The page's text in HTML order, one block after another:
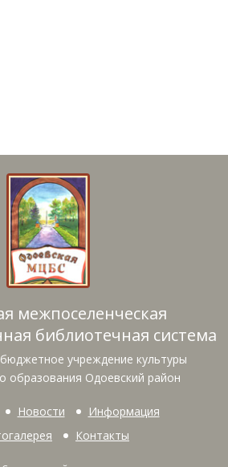
межпоселенческая
библиотечная система
учреждение культуры
образования Одоевский район
Новости
Информация
Контакты